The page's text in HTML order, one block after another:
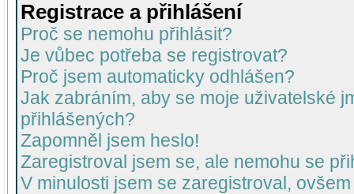
Registrace a přihlášení
Proč se nemohu přihlásit?
Je vůbec potřeba se registrovat?
Proč jsem automaticky odhlášen?
Jak zabráním, aby se moje uživatelské
přihlášených?
Zapomněl jsem heslo!
Zaregistroval jsem se, ale nemohu se
V minulosti jsem se zaregistroval,